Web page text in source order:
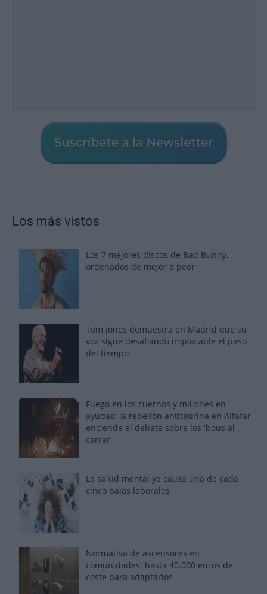
Los más vistos
Los 7 mejores discos de Bad Bunny,
ordenados de mejor a peor
Tom Jones demuestra en Madrid que su
voz sigue desafiando implacable el paso
del tiempo
Fuego en los cuernos y millones en
ayudas: la rebelión antitaurina en Alfafar
enciende el debate sobre los 'bous al
carrer'
La salud mental ya causa una de cada
cinco bajas laborales
Normativa de ascensores en
comunidades: hasta 40.000 euros de
coste para adaptarlos